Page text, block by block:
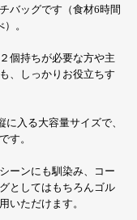
バッグです（食材6時間
。
個持ちが必要な方や主
、しっかりお役立ちす
入る大容量サイズで、
す。
ーンにも馴染み、コー
としてはもちろんゴル
いただけます。